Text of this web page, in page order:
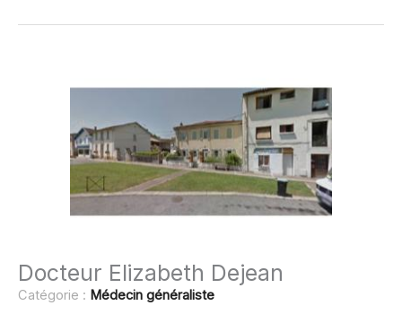
Docteur Elizabeth Dejean
Catégorie : Médecin généraliste